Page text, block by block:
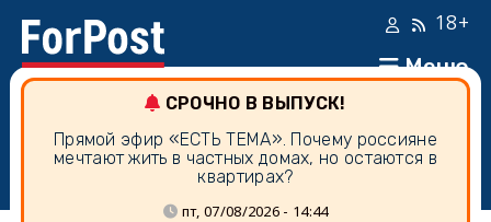
Меню
18+
СРОЧНО В ВЫПУСК!
Прямой эфир «ЕСТЬ ТЕМА». Почему россияне
мечтают жить в частных домах, но остаются в
квартирах?
пт, 07/08/2026 - 14:44